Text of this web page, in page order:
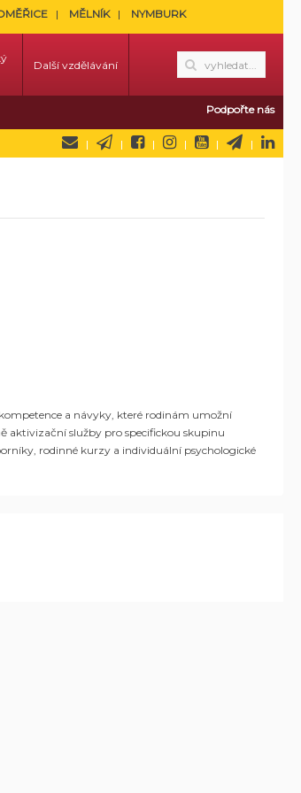
MĚLNÍK NYMBURK
Další vzdělávání
Podpořte nás
a návyky, které rodinám umožní
ě aktivizační služby pro specifickou skupinu
rodinné kurzy a individuální psychologické